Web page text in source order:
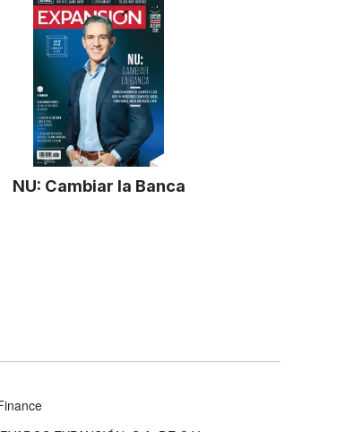
NU: Cambiar la Banca